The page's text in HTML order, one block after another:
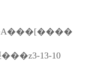
13-10